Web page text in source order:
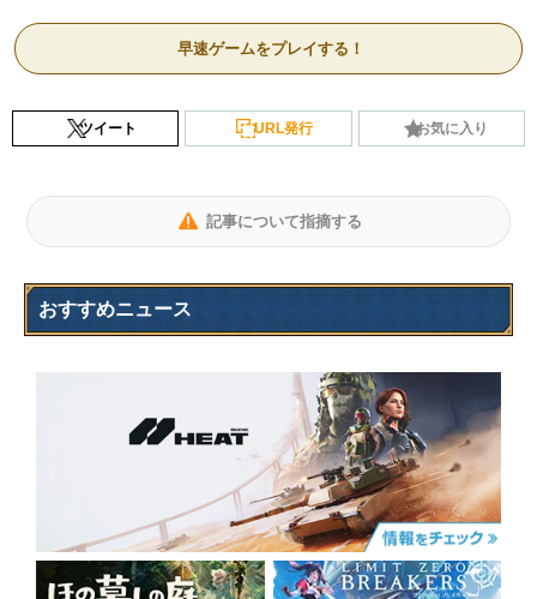
早速ゲームをプレイする！
ツイート URL発行 お気に入り
記事について指摘する
おすすめニュース